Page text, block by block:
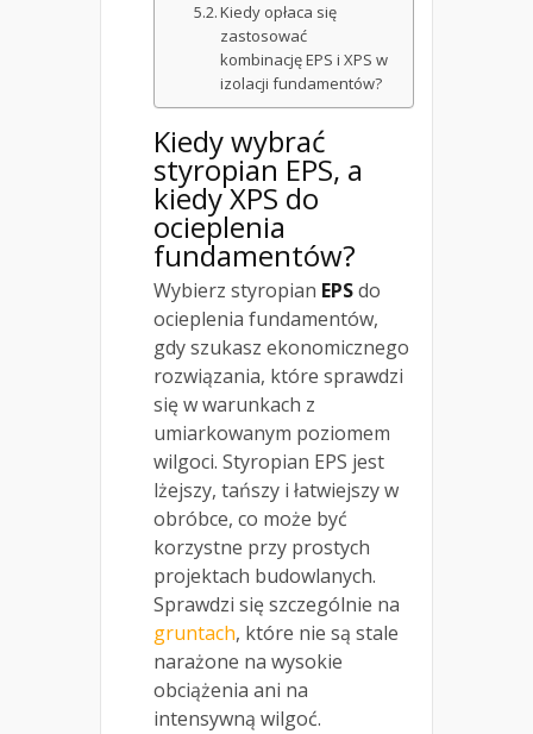
Kiedy opłaca się
zastosować
kombinację EPS i XPS w
izolacji fundamentów?
Kiedy wybrać
styropian EPS, a
kiedy XPS do
ocieplenia
fundamentów?
Wybierz styropian EPSdo
ocieplenia fundamentów,
gdy szukasz ekonomicznego
rozwiązania, które sprawdzi
się w warunkach z
umiarkowanym poziomem
wilgoci. Styropian EPS jest
lżejszy, tańszy i łatwiejszy w
obróbce, co może być
korzystne przy prostych
projektach budowlanych.
Sprawdzi się szczególnie na
gruntach, które nie są stale
narażone na wysokie
obciążenia ani na
intensywną wilgoć.